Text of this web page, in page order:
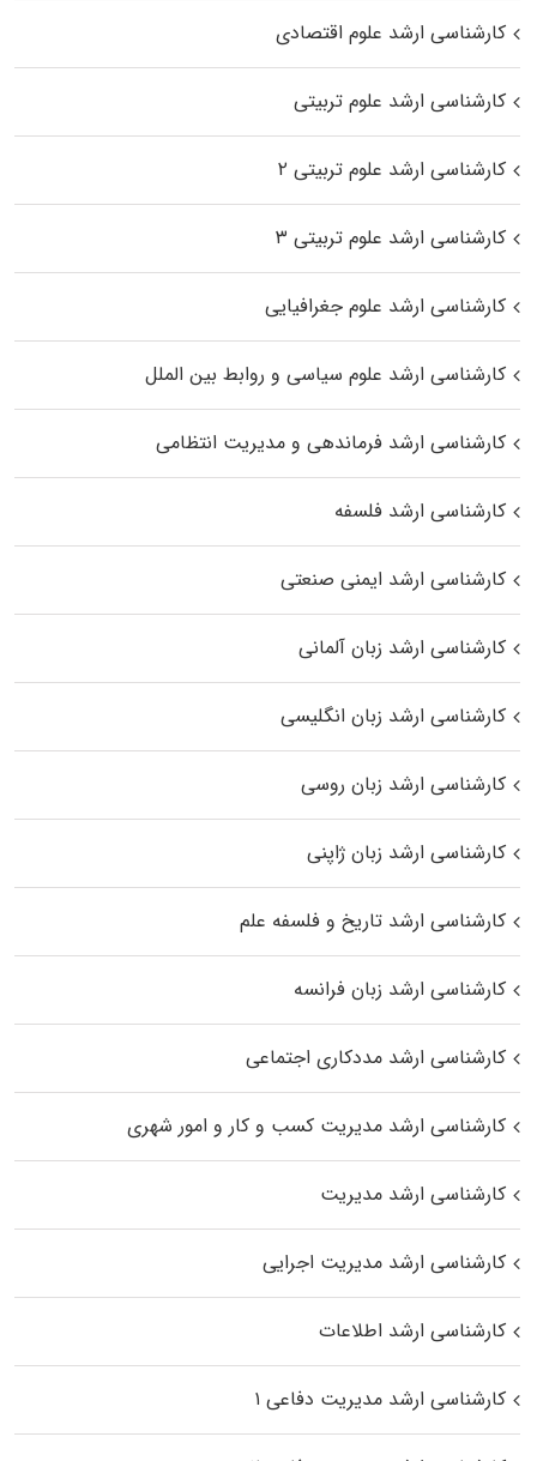
کارشناسی ارشد علوم اقتصادی
کارشناسی ارشد علوم تربیتی
کارشناسی ارشد علوم تربیتی ۲
کارشناسی ارشد علوم تربیتی ۳
کارشناسی ارشد علوم جغرافیایی
کارشناسی ارشد علوم سیاسی و روابط بین الملل
کارشناسی ارشد فرماندهی و مدیریت انتظامی
کارشناسی ارشد فلسفه
کارشناسی ارشد ایمنی صنعتی
کارشناسی ارشد زبان آلمانی
کارشناسی ارشد زبان انگلیسی
کارشناسی ارشد زبان روسی
کارشناسی ارشد زبان ژاپنی
کارشناسی ارشد تاریخ و فلسفه علم
کارشناسی ارشد زبان فرانسه
کارشناسی ارشد مددکاری اجتماعی
کارشناسی ارشد مدیریت کسب و کار و امور شهری
کارشناسی ارشد مدیریت
کارشناسی ارشد مدیریت اجرایی
کارشناسی ارشد اطلاعات
کارشناسی ارشد مدیریت دفاعی ۱